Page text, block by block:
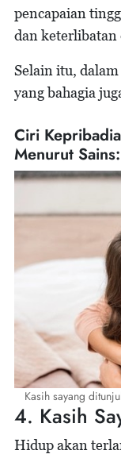
pencapaian
dan keterlibatan
Selain itu,
yang bahagia
Ciri
Menurut Sains:
Kasih sayang
4. Kasih
Hidup akan